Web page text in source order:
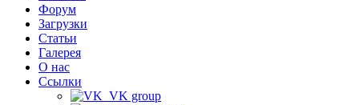
Форум
Загрузки
Статьи
Галерея
О нас
Ссылки
VK group